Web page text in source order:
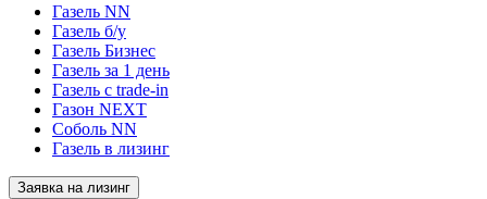
Газель NN
Газель б/у
Газель Бизнес
Газель за 1 день
Газель с trade-in
Газон NEXT
Соболь NN
Газель в лизинг
Заявка на лизинг